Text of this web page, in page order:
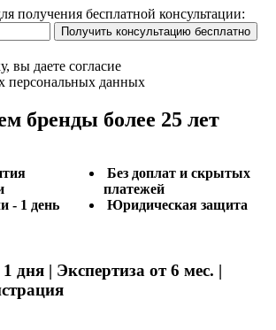
получения бесплатной консультации:
Получить консультацию бесплатно
вы даете согласие
персональных данных
бренды более 25 лет
- 1 день
Без доплат и скрытых
платежей
Юридическая защита
дня | Экспертиза от 6 мес. |